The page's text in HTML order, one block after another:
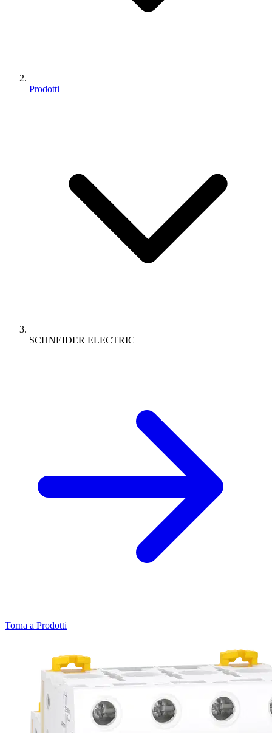
Prodotti
SCHNEIDER ELECTRIC
Torna a Prodotti